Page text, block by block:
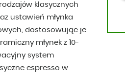
klasycznych
ustawień młynka
dostosowując je
młynek z 10-
system
espresso w